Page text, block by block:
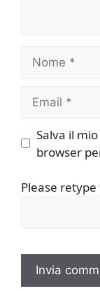
Salva il
browser
Please